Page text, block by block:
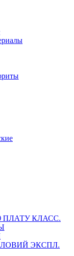
ПЛАТУ КЛАСС.
ЭКСПЛ.